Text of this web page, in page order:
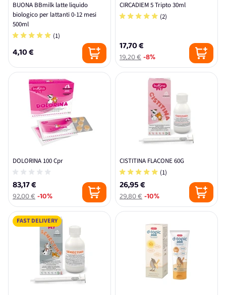
BUONA BBmilk latte liquido
biologico per lattanti 0-12 mesi
500ml
(1)
4,10 €
CIRCADIEM 5 Tripto 30ml
(2)
17,70 €
19,20 €-8%
DOLORINA 100 Cpr
83,17 €
92,00 €-10%
CISTITINA FLACONE 60G
(1)
26,95 €
29,80 €-10%
FAST DELIVERY